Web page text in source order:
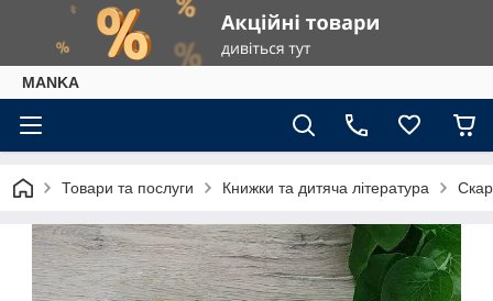
МАNKА
Товари та послуги Книжки та дитяча література